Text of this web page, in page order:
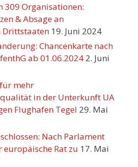
309 Organisationen:
& Absage an
Drittstaaten 19. Juni 2024
Chancenkarte nach
ab 01.06.2024 2. Juni
mehr
in der Unterkunft UA
Flughafen Tegel 29. Mai
Nach Parlament
Rat zu 17. Mai